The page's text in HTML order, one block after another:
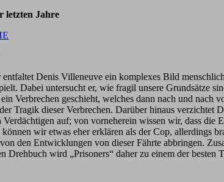
letzten Jahre
Denis Villeneuve ein komplexes Bild
Dabei untersucht er, wie fragil unsere Grundsätze
Verbrechen geschieht, welches dann nach und
Tragik dieser Verbrechen. Darüber hinaus
auf; von vorneherein wissen wir, dass
wir etwas eher erklären als der Cop, allerdings
den Entwicklungen von dieser Fährte abbringen.
Drehbuch wird „Prisoners“ daher zu einem der besten